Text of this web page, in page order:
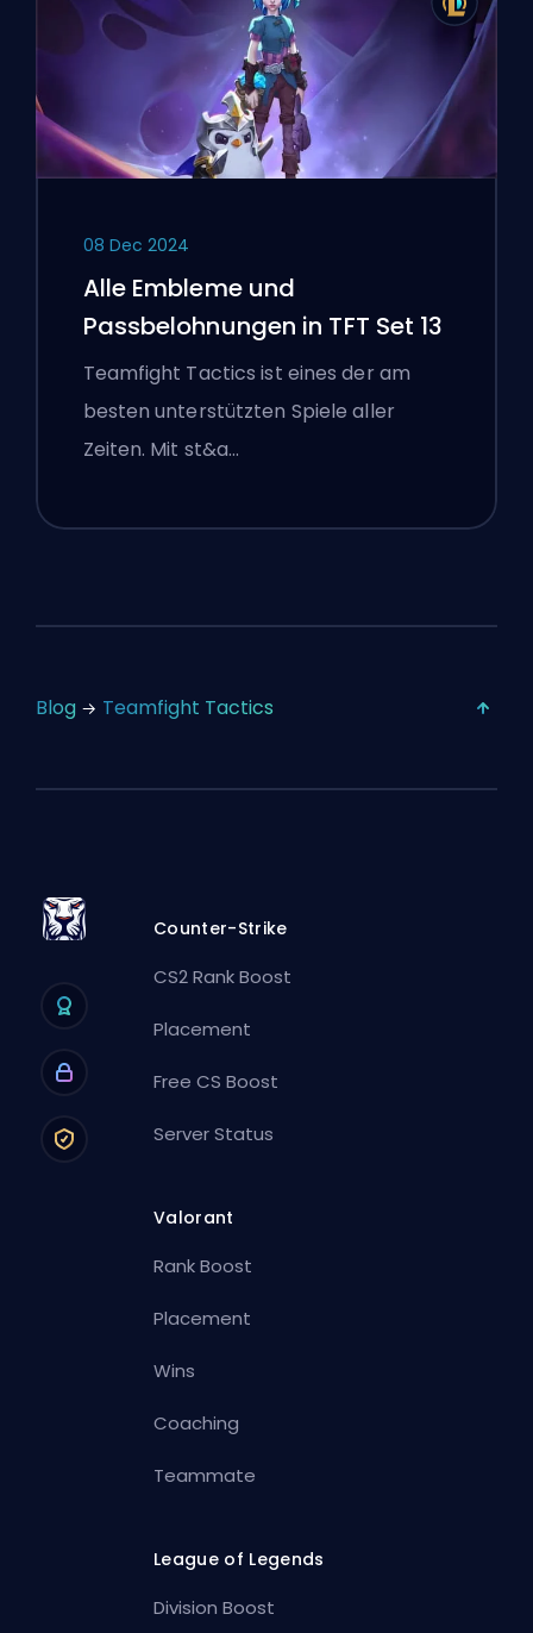
08 Dec 2024
Alle Embleme und
Passbelohnungen in TFT Set 13
Teamfight Tactics ist eines der am
besten unterstützten Spiele aller
Zeiten. Mit st&a…
Blog Teamfight Tactics
Counter-Strike
CS2 Rank Boost
Placement
Free CS Boost
Server Status
Valorant
Rank Boost
Placement
Wins
Coaching
Teammate
League of Legends
Division Boost